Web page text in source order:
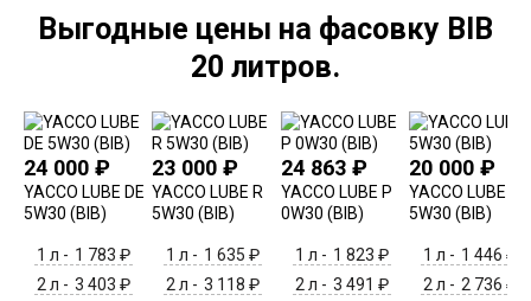
Выгодные цены на фасовку BIB
20 литров.
24 000 ₽
YACCO LUBE DE
5W30 (BIB)
1 л - 1 783 ₽
2 л - 3 403 ₽
23 000₽
YACCO LUBE R
5W30 (BIB)
1 л - 1 635 ₽
2 л - 3 118 ₽
24 863 ₽
YACCO LUBE P
0W30 (BIB)
1 л - 1 823 ₽
2 л - 3 491 ₽
20 000₽
YACCO LUBE F
5W30 (BIB)
1 л - 1 446 ₽
2 л - 2 736 ₽